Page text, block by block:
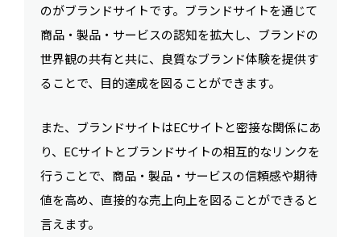
のがブランドサイトです。ブランドサイトを通じて
商品・製品・サービスの認知を拡大し、ブランドの
世界観の共有と共に、良質なブランド体験を提供す
ることで、目的達成を図ることができます。
また、ブランドサイトはECサイトと密接な関係にあ
り、ECサイトとブランドサイトの相互的なリンクを
行うことで、商品・製品・サービスの信頼感や期待
値を高め、直接的な売上向上を図ることができると
言えます。